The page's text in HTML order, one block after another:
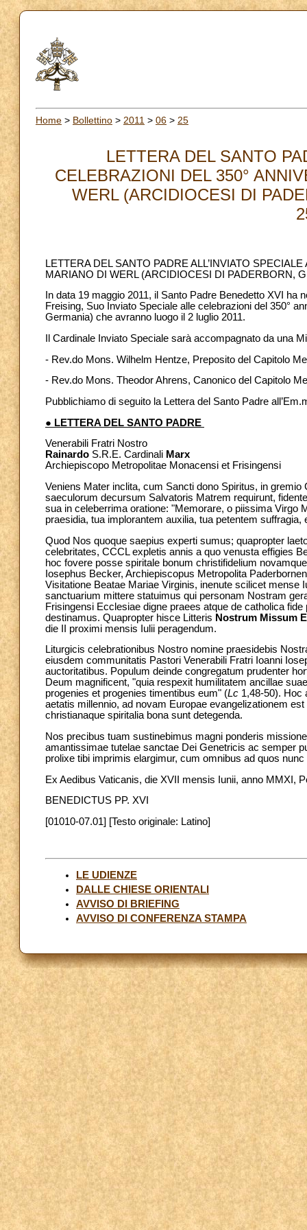
Home > Bollettino > 2011 > 06 > 25
LETTERA DEL SANTO
CELEBRAZIONI DEL 350°
WERL (ARCIDIOCESI DI
LETTERA DEL SANTO PADRE ALL’INVIATO
MARIANO DI WERL (ARCIDIOCESI DI PADERBORN,
In data 19 maggio 2011, il Santo Padre Benedetto XVI
Freising, Suo Inviato Speciale alle celebrazioni del 350°
Germania) che avranno luogo il 2 luglio 2011.
Il Cardinale Inviato Speciale sarà accompagnato da una
- Rev.do Mons. Wilhelm Hentze, Preposito del Capitolo
- Rev.do Mons. Theodor Ahrens, Canonico del Capitolo
Pubblichiamo di seguito la Lettera del Santo Padre
● LETTERA DEL SANTO PADRE
Venerabili Fratri Nostro
Rainardo S.R.E. Cardinali Marx
Archiepiscopo Metropolitae Monacensi et Frisingensi
Veniens Mater inclita, cum Sancti dono Spiritus, in
saeculorum decursum Salvatoris Matrem requirunt,
sua in celeberrima oratione: "Memorare, o piissima Virgo
praesidia, tua implorantem auxilia, tua petentem suffragia,
Quod Nos quoque saepius experti sumus; quapropter
celebritates, CCCL expletis annis a quo venusta effigies
hoc fovere posse spiritale bonum christifidelium
Iosephus Becker, Archiepiscopus Metropolita
Visitatione Beatae Mariae Virginis, inenute scilicet
sanctuarium mittere statuimus qui personam Nostram
Frisingensi Ecclesiae digne praees atque de catholica
destinamus. Quapropter hisce Litteris Nostrum Missum
die II proximi mensis Iulii peragendum.
Liturgicis celebrationibus Nostro nomine praesidebis
eiusdem communitatis Pastori Venerabili Fratri Ioanni
auctoritatibus. Populum deinde congregatum prudenter
Deum magnificent, "quia respexit humilitatem ancillae
progenies et progenies timentibus eum" (Lc 1,48-50). Hoc
aetatis millennio, ad novam Europae evangelizationem
christianaque spiritalia bona sunt detegenda.
Nos precibus tuam sustinebimus magni ponderis
amantissimae tutelae sanctae Dei Genetricis ac semper
prolixe tibi imprimis elargimur, cum omnibus ad quos
Ex Aedibus Vaticanis, die XVII mensis Iunii, anno MMXI,
BENEDICTUS PP. XVI
[01010-07.01] [Testo originale: Latino]
LE UDIENZE
DALLE CHIESE ORIENTALI
AVVISO DI BRIEFING
AVVISO DI CONFERENZA STAMPA